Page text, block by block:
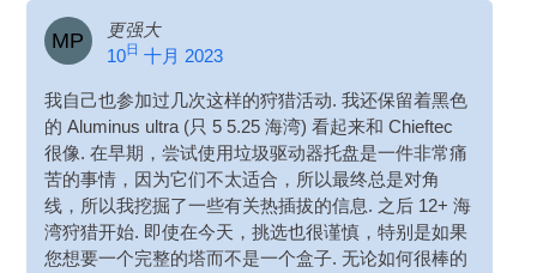
MP
更强大
10日 十月 2023
我自己也参加过几次这样的狩猎活动. 我还保留着黑色
的 Aluminus ultra (只 5 5.25 海湾) 看起来和 Chieftec
很像. 在早期，尝试使用垃圾驱动器托盘是一件非常痛
苦的事情，因为它们不太适合，所以最终总是对角
线，所以我挖掘了一些有关热插拔的信息. 之后 12+ 海
湾狩猎开始. 即使在今天，挑选也很谨慎，特别是如果
您想要一个完整的塔而不是一个盒子. 无论如何很棒的